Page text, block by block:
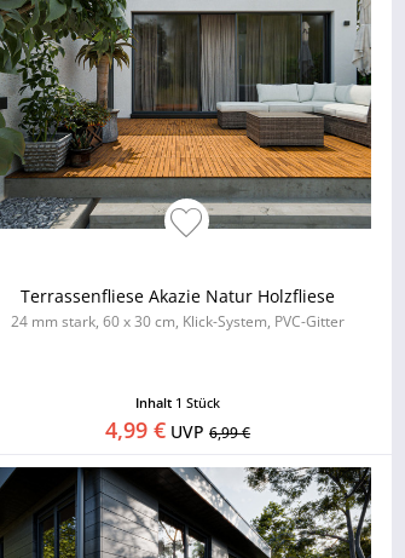
Terrassenfliese Akazie Natur Holzfliese
24 mm stark, 60 x 30 cm, Klick-System, PVC-Gitter
Inhalt 1 Stück
4,99 € UVP6,99 €